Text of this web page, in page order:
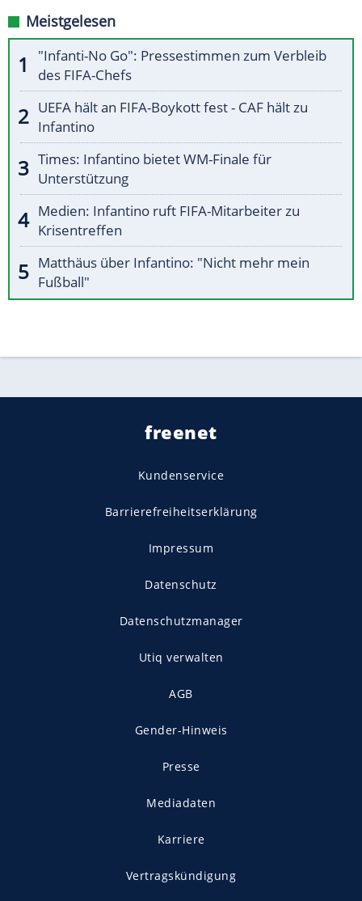
Meistgelesen
"Infanti-No Go": Pressestimmen zum Verbleib
des FIFA-Chefs
UEFA hält an FIFA-Boykott fest - CAF hält zu
Infantino
Times: Infantino bietet WM-Finale für
Unterstützung
Medien: Infantino ruft FIFA-Mitarbeiter zu
Krisentreffen
Matthäus über Infantino: "Nicht mehr mein
Fußball"
freenet
Kundenservice
Barrierefreiheitserklärung
Impressum
Datenschutz
Datenschutzmanager
Utiq verwalten
AGB
Gender-Hinweis
Presse
Mediadaten
Karriere
Vertragskündigung